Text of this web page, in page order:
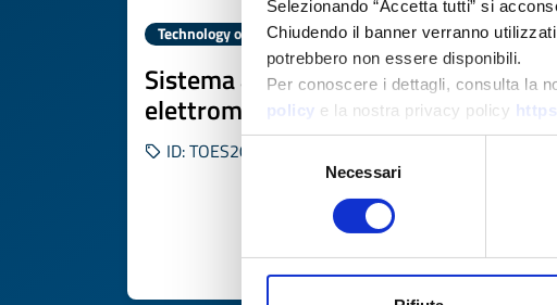
Selezionando “Accetta tutti” si
Chiudendo il banner verranno
potrebbero non essere disponibili.
Per conoscere i dettagli, consulta la
policy e la nostra privacy policy
Selezione
Necessari
Technology offer
Sistema anti-meduse
elettromagnetico
ID: TOES20251203008
DISCOVER MORE →